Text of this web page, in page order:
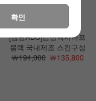
[캠핑ABC]감성헥사타프
블랙 국내제조 스킨구성
￦194,000￦135,800
확인